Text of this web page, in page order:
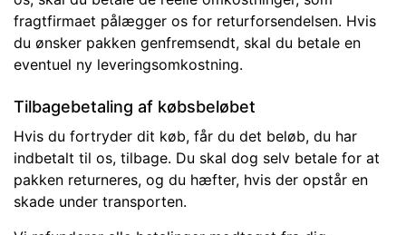
fragtfirmaet pålægger os for returforsendelsen. Hvis
du ønsker pakken genfremsendt, skal du betale en
eventuel ny leveringsomkostning.
Tilbagebetaling af købsbeløbet
Hvis du fortryder dit køb, får du det beløb, du har
indbetalt til os, tilbage. Du skal dog selv betale for at
pakken returneres, og du hæfter, hvis der opstår en
skade under transporten.